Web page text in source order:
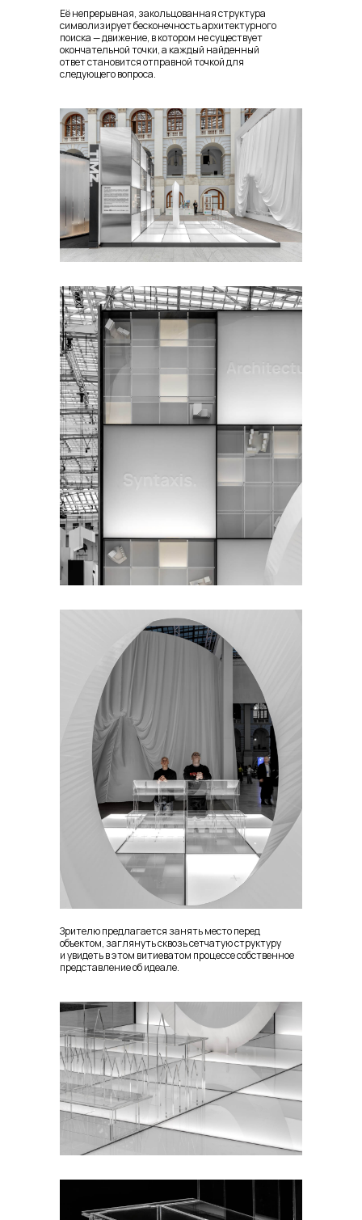
Её непрерывная, закольцованная структура
символизирует бесконечность архитектурного
поиска — движение, в котором не существует
окончательной точки, а каждый найденный
ответ становится отправной точкой для
следующего вопроса.
Зрителю предлагается занять место перед
объектом, заглянуть сквозь сетчатую структуру
и увидеть в этом витиеватом процессе собственное
представление об идеале.